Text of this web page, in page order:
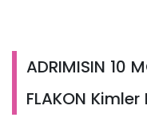
ADRIMISIN 10
FLAKON